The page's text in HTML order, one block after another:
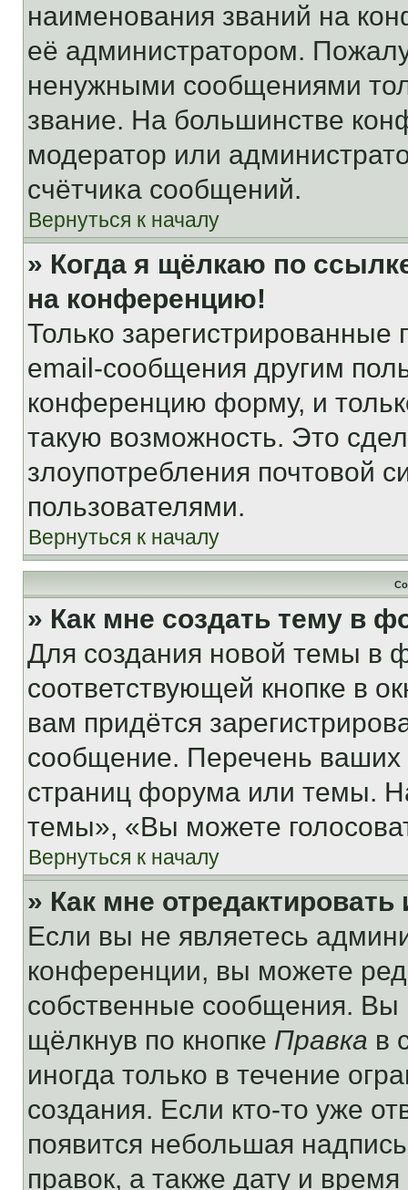
наименования званий на
её администратором.
ненужными сообщениями
звание. На большинстве
модератор или
счётчика сообщений.
Вернуться к началу
» Когда я щёлкаю по
на конференцию!
Только зарегистрированные
email-сообщения другим
конференцию форму, и
такую возможность. Это
злоупотребления почтовой
пользователями.
Вернуться к началу
» Как мне создать тему в
Для создания новой темы в
соответствующей кнопке в
вам придётся
сообщение. Перечень ваших
страниц форума или темы.
темы», «Вы можете
Вернуться к началу
» Как мне
Если вы не являетесь
конференции, вы можете
собственные сообщения. Вы
щёлкнув по кнопке Правка в
иногда только в течение
создания. Если кто-то уже
появится небольшая
правок, а также дату и